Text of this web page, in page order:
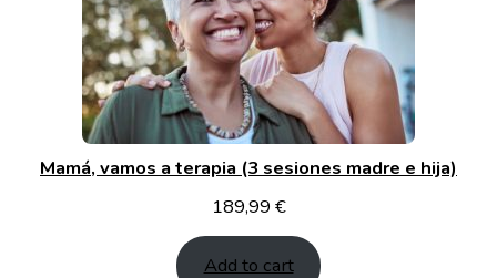
Mamá, vamos a terapia (3 sesiones madre e hija)
189,99 €
Add to cart